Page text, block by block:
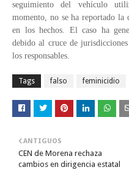
seguimiento del vehículo
momento, no se ha reportado la
en los hechos. El caso ha
debido al cruce de
los responsables.
Tags falso feminicidio
ANTIGUOS
CEN de Morena rechaza
cambios en dirigencia estatal